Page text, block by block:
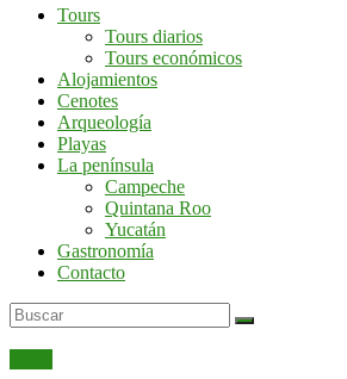
Mochileros
Yucatán
Yucatán
Tours
Tours diarios
Tours económicos
Alojamientos
Cenotes
Arqueología
Playas
La península
Campeche
Quintana Roo
Yucatán
Gastronomía
Contacto